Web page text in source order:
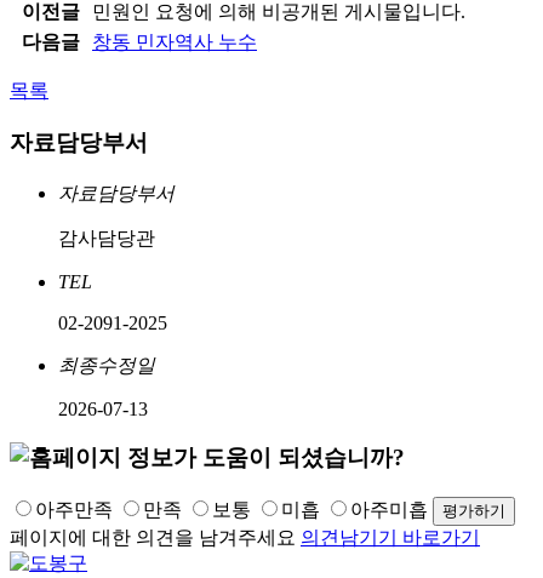
이전글
민원인 요청에 의해 비공개된 게시물입니다.
다음글
창동 민자역사 누수
목록
자료담당부서
자료담당부서
감사담당관
TEL
02-2091-2025
최종수정일
2026-07-13
아주만족 만족 보통 미흡
아주미흡
페이지에 대한 의견을 남겨주세요 의견남기기 바로가기